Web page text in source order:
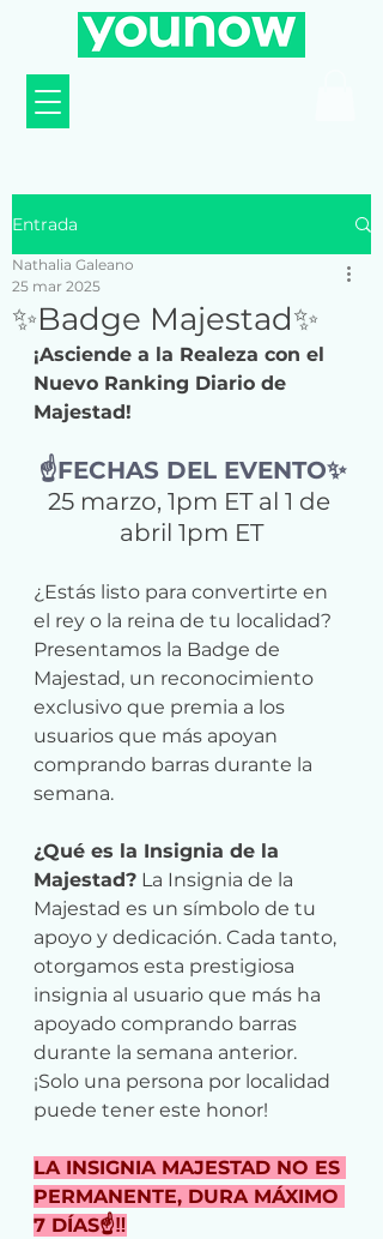
Entrada
✨Badge Majestad✨
Nathalia Galeano
25 mar 2025
¡Asciende a la Realeza con el
Nuevo Ranking Diario de
Majestad!
☝️FECHAS DEL EVENTO✨
25 marzo, 1pm ET al 1 de
abril 1pm ET
¿Estás listo para convertirte en
el rey o la reina de tu localidad?
Presentamos la Badge de
Majestad, un reconocimiento
exclusivo que premia a los
usuarios que más apoyan
comprando barras durante la
semana.
¿Qué es la Insignia de la
Majestad? La Insignia de la
Majestad es un símbolo de tu
apoyo y dedicación. Cada tanto,
otorgamos esta prestigiosa
insignia al usuario que más ha
apoyado comprando barras
durante la semana anterior.
¡Solo una persona por localidad
puede tener este honor!
LA INSIGNIA MAJESTAD NO ES
PERMANENTE, DURA MÁXIMO
7 DÍAS☝️‼️